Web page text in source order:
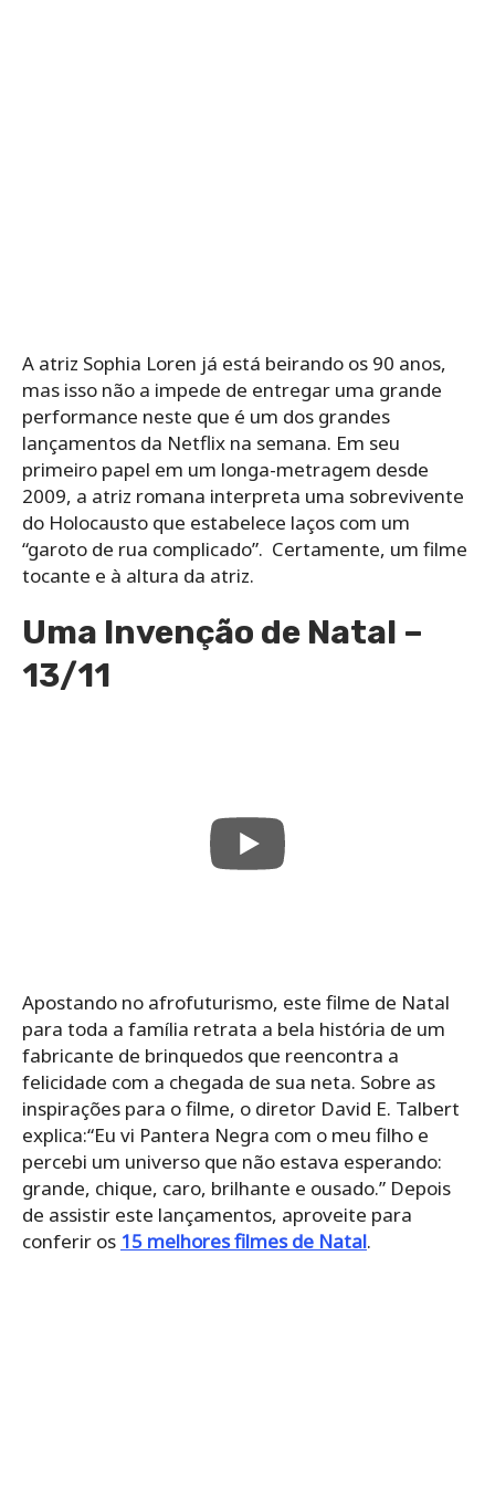
A atriz Sophia Loren já está beirando os 90 anos,
mas isso não a impede de entregar uma grande
performance neste que é um dos grandes
lançamentos da Netflix na semana. Em seu
primeiro papel em um longa-metragem desde
2009, a atriz romana interpreta uma sobrevivente
do Holocausto que estabelece laços com um
“garoto de rua complicado”. Certamente, um filme
tocante e à altura da atriz.
Uma Invenção de Natal –
13/11
Apostando no afrofuturismo, este filme de Natal
para toda a família retrata a bela história de um
fabricante de brinquedos que reencontra a
felicidade com a chegada de sua neta. Sobre as
inspirações para o filme, o diretor David E. Talbert
explica:“Eu vi Pantera Negra com o meu filho e
percebi um universo que não estava esperando:
grande, chique, caro, brilhante e ousado.” Depois
de assistir este lançamentos, aproveite para
conferir os 15 melhores filmes de Natal.